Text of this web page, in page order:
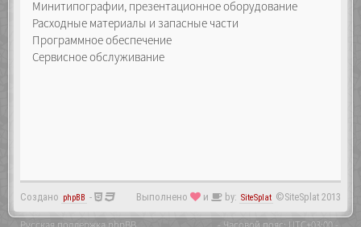
Минитипографии, презентационное оборудование
Расходные материалы и запасные части
Программное обеспечение
Сервисное обслуживание
Создано phpBB - Выполнено и by: SiteSplat ©SiteSplat 2013